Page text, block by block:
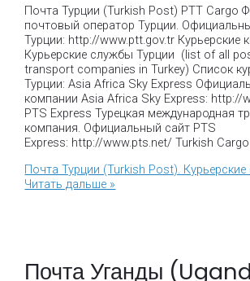
Почта Турции (Turkish Post) PTT Cargo
почтовый оператор Турции.
Турции: http://www.ptt.gov.tr Курьерские
Курьерские службы Турции (list of all
transport companies in Turkey) Список
Турции: Asia Africa Sky Express
компании Asia Africa Sky Express: http://
PTS Express Турецкая международная
компания. Официальный сайт PTS
Express: http://www.pts.net/ Turkish Cargo
Почта Турции (Turkish Post).
Читать дальше »
Почта Уганды